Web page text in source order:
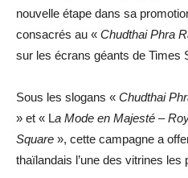
nouvelle étape dans sa
consacrés au « Chudthai Phra
sur les écrans géants de Times
Sous les slogans « Chudthai
» et « La Mode en Majesté –
Square », cette campagne a
thaïlandais l’une des vitrines